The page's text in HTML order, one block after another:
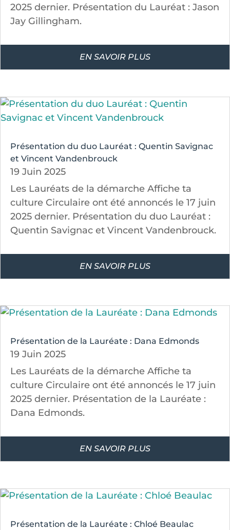
2025 dernier. Présentation du Lauréat : Jason
Jay Gillingham.
EN SAVOIR PLUS
Présentation du duo Lauréat : Quentin Savignac
et Vincent Vandenbrouck
19 Juin 2025
Les Lauréats de la démarche Affiche ta
culture Circulaire ont été annoncés le 17 juin
2025 dernier. Présentation du duo Lauréat :
Quentin Savignac et Vincent Vandenbrouck.
EN SAVOIR PLUS
Présentation de la Lauréate : Dana Edmonds
19 Juin 2025
Les Lauréats de la démarche Affiche ta
culture Circulaire ont été annoncés le 17 juin
2025 dernier. Présentation de la Lauréate :
Dana Edmonds.
EN SAVOIR PLUS
Présentation de la Lauréate : Chloé Beaulac